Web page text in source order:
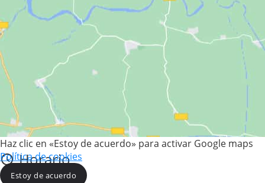
Horario
Haz clic en «Estoy de acuerdo» para activar Google maps
Política de cookies
Estoy de acuerdo